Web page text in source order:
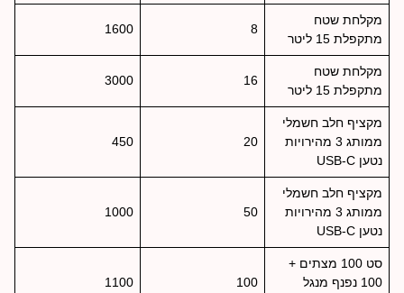
מקלחת שטח
מתקפלת 15 ליטר
8
1600
מקלחת שטח
מתקפלת 15 ליטר
16
3000
מקציף חלב חשמלי
ממותג 3 מהירויות
נטען USB-C
20
450
מקציף חלב חשמלי
ממותג 3 מהירויות
נטען USB-C
50
1000
סט 100 מצתים +
100 נפנף מנגל
100
1100